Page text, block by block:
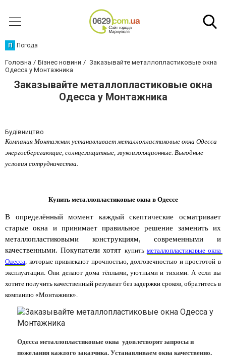
П Погода
Головна Бізнес новини
Заказывайте металлопластиковые окна
Одесса у Монтажника
Заказывайте металлопластиковые окна
Одесса у Монтажника
Будівництво
Компания Монтажник устанавливает металлопластиковые окна Одесса
энергосберегающие, солнцезащитные, звукоизоляционные. Выгодные
условия сотрудничества.
Купить металлопластиковые окна в Одессе
В определённый момент каждый скептические осматривает
старые окна и принимает правильное решение заменить их
металлопластиковыми конструкциям, современными и
качественными. Покупатели хотят купить металлопластиковые окна
Одесса , которые привлекают прочностью, долговечностью и простотой в
эксплуатации. Они делают дома тёплыми, уютными и тихими. А если вы
хотите получить качественный результат без задержки сроков, обратитесь в
компанию «Монтажник».
Одесса металлопластиковые окна  удовлетворят запросы и
пожелания каждого заказчика. Устанавливаем окна качественно,